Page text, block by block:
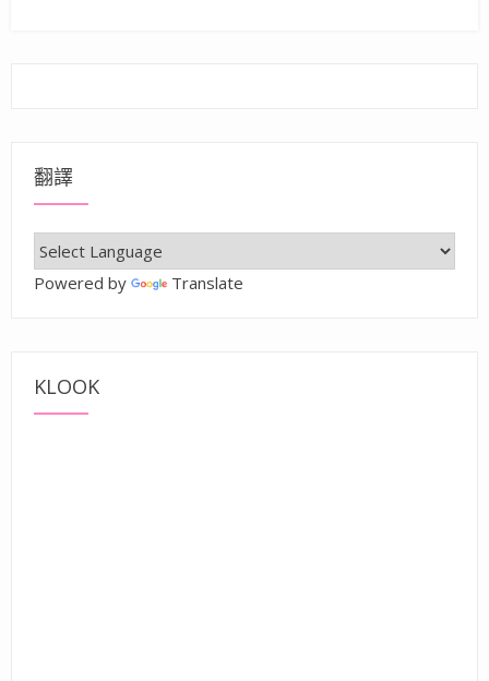
翻譯
Powered by Translate
KLOOK